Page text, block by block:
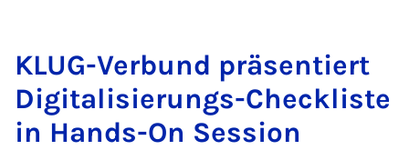
KLUG-Ver­bund prä­sen­tiert
Di­gi­ta­li­sie­rungs-Check­lis­te
in Hands-On Ses­si­on